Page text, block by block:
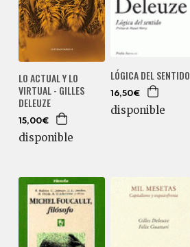
LO ACTUAL Y LO
VIRTUAL - GILLES
DELEUZE
15,00€
disponible
LÓGICA DEL SENTIDO
16,50€
disponible